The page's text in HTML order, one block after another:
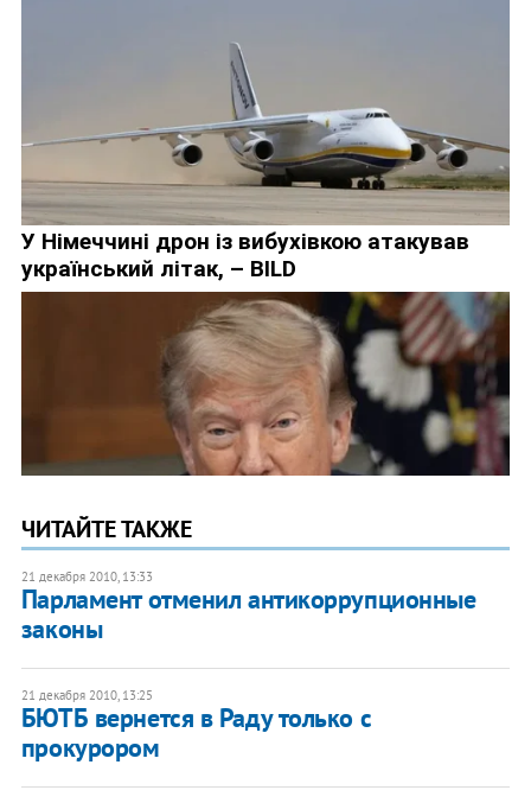
ЧИТАЙТЕ ТАКЖЕ
21 декабря 2010, 13:33
​Парламент отменил антикоррупционные
законы
21 декабря 2010, 13:25
БЮТБ вернется в Раду только с
прокурором